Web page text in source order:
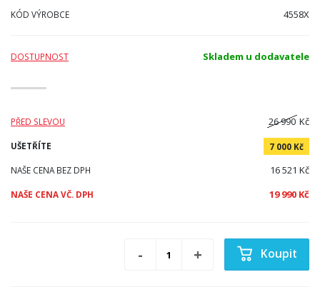
KÓD VÝROBCE 4558X
DOSTUPNOST Skladem u dodavatele
PŘED SLEVOU 26 990 Kč
UŠETŘÍTE 7 000 Kč
NAŠE CENA BEZ DPH 16 521 Kč
NAŠE CENA VČ. DPH 19 990 Kč
Koupit